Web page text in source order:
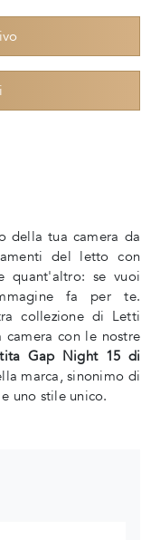
della tua camera da
del letto con
quant'altro: se vuoi
fa per te.
collezione di Letti
con le nostre
Gap Night 15 di
marca, sinonimo di
uno stile unico.